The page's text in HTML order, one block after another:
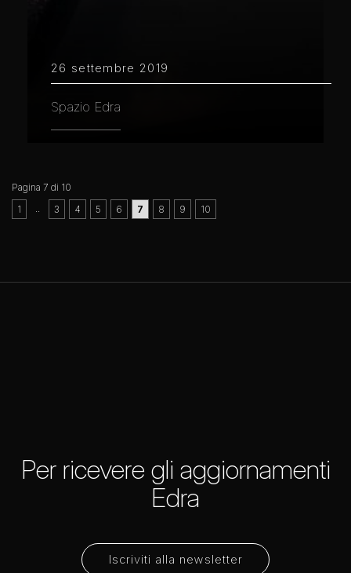
26 settembre 2019
Spazio Edra
Pagina 7 di 10
1
3 4 5 6 7 8 9 10
Iscriviti alla newsletter
Per ricevere gli aggiornamenti
Edra